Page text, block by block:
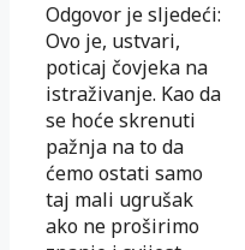
Odgovor je sljedeći:
Ovo je, ustvari,
poticaj čovjeka na
istraživanje. Kao da
se hoće skrenuti
pažnja na to da
ćemo ostati samo
taj mali ugrušak
ako ne proširimo